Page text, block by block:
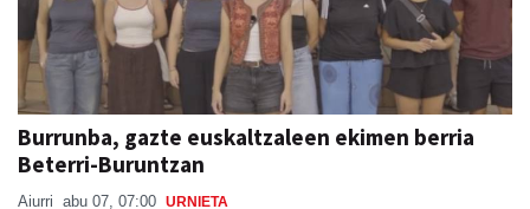
Burrunba, gazte euskaltzaleen ekimen berria
Beterri-Buruntzan
Aiurri abu 07, 07:00 URNIETA